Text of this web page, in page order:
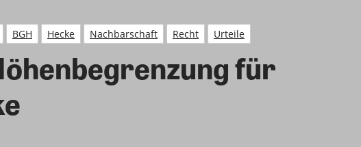
BGH Hecke Nachbarschaft Recht Urteile
für